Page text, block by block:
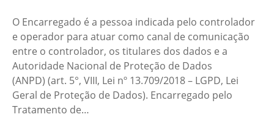
O Encarregado é a pessoa indicada pelo controlador
e operador para atuar como canal de comunicação
entre o controlador, os titulares dos dados e a
Autoridade Nacional de Proteção de Dados
(ANPD) (art. 5°, VIII, Lei nº 13.709/2018 – LGPD, Lei
Geral de Proteção de Dados). Encarregado pelo
Tratamento de…